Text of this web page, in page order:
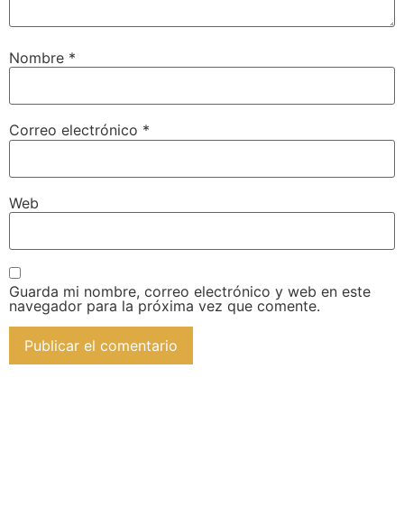
Nombre *
Correo electrónico *
Web
Guarda mi nombre, correo electrónico y web en este
navegador para la próxima vez que comente.